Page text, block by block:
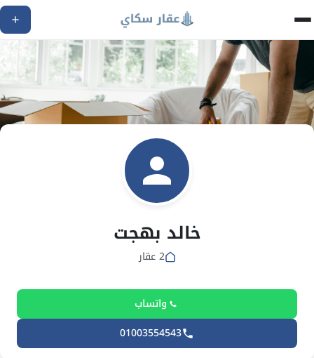
خالد بهجت
2 عقار
واتساب
01003554543